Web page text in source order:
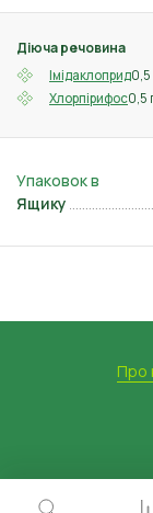
Діюча речовина
Імідаклоприд0,5
Хлорпірифос0,5
Ящику
Про